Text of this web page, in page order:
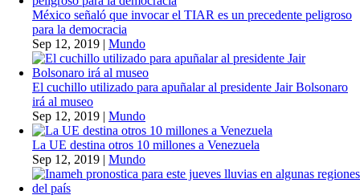
México señaló que invocar el TIAR es un precedente peligroso
para la democracia
Sep 12, 2019 | Mundo
El cuchillo utilizado para apuñalar al presidente Jair Bolsonaro
irá al museo
Sep 12, 2019 | Mundo
La UE destina otros 10 millones a Venezuela
Sep 12, 2019 | Mundo